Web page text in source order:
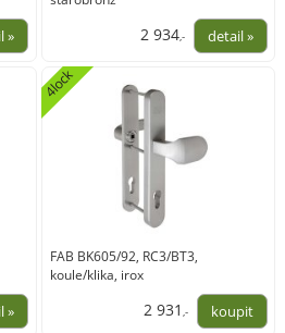
2 934,-
FAB BK605/92, RC3/BT3,
koule/klika, irox
4lock
2 931 ,-